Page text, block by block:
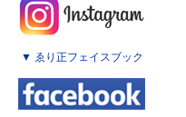
▼ ゑり正フェイスブック